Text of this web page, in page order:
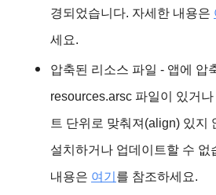
경되었습니다. 자세한 내용은
세요.
압축된 리소스 파일 - 앱에 압
resources.arsc 파일이 있거나
트 단위로 맞춰져(align) 있지
설치하거나 업데이트할 수 없
내용은 여기 를 참조하세요.